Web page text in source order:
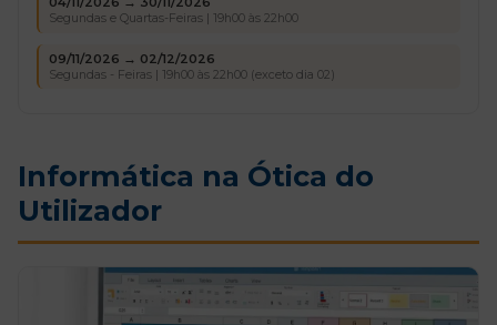
Segundas e Quartas-Feiras | 19h00 às 22h00
09/11/2026 → 02/12/2026
Segundas - Feiras | 19h00 às 22h00 (exceto dia 02)
Informática na Ótica do
Utilizador